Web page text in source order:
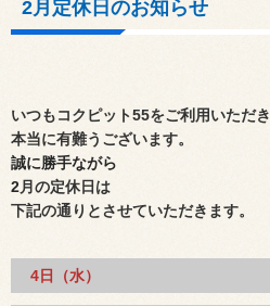
2月定休日のお知らせ
いつもコクピット55をご利用いただき
本当に有難うございます。
誠に勝手ながら
2月の定休日は
下記の通りとさせていただきます。
4日（水）